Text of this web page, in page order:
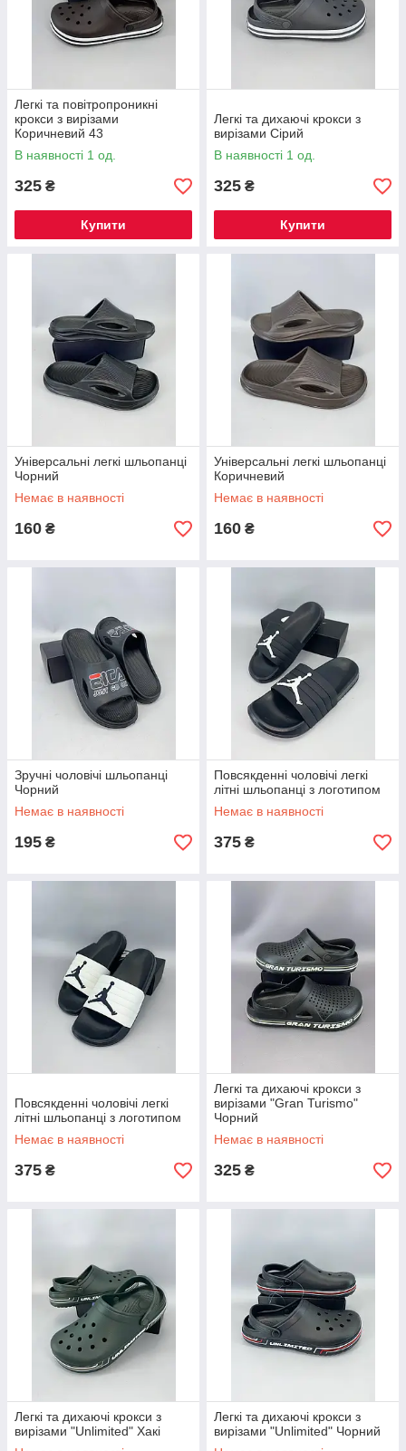
Легкі та повітропроникні
крокси з вирізами
Коричневий 43
В наявності 1 од.
325 ₴
Купити
Легкі та дихаючі крокси з
вирізами Сірий
В наявності 1 од.
325 ₴
Купити
Універсальні легкі шльопанці
Чорний
Немає в наявності
160 ₴
Універсальні легкі шльопанці
Коричневий
Немає в наявності
160 ₴
Зручні чоловічі шльопанці
Чорний
Немає в наявності
195 ₴
Повсякденні чоловічі легкі
літні шльопанці з логотипом
Немає в наявності
375 ₴
Повсякденні чоловічі легкі
літні шльопанці з логотипом
Немає в наявності
375 ₴
Легкі та дихаючі крокси з
вирізами "Gran Turismo"
Чорний
Немає в наявності
325 ₴
Легкі та дихаючі крокси з
вирізами "Unlimited" Хакі
Легкі та дихаючі крокси з
вирізами "Unlimited" Чорний